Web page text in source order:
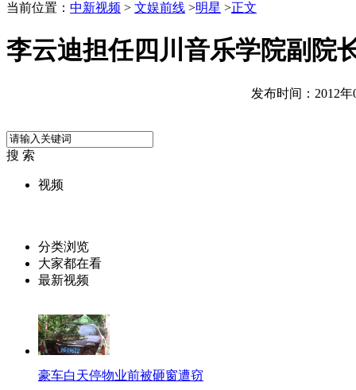
当前位置： 中新视频 > 文娱前线 >明星 >正文
李云迪担任四川音乐学院副院
发布时间：2012年
搜 索
视频
分类浏览
大家都在看
最新视频
豪车白天停物业前被砸窗遭窃